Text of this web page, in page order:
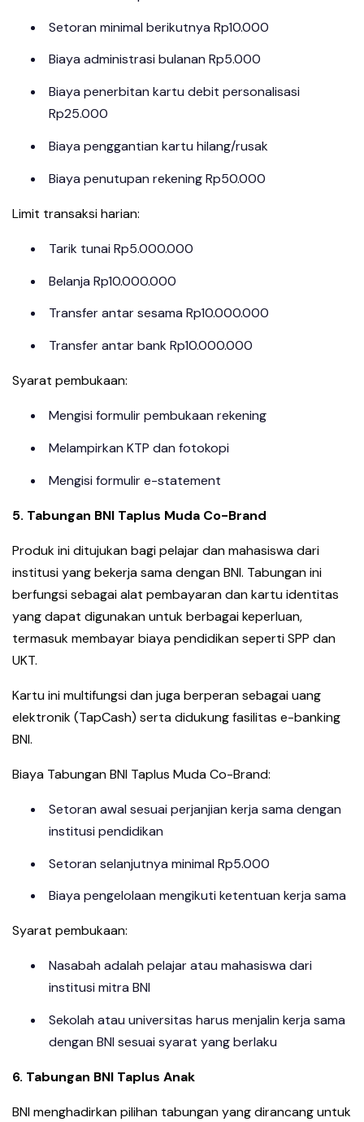
Setoran minimal berikutnya Rp10.000
Biaya administrasi bulanan Rp5.000
Biaya penerbitan kartu debit personalisasi
Rp25.000
Biaya penggantian kartu hilang/rusak
Biaya penutupan rekening Rp50.000
Limit transaksi harian:
Tarik tunai Rp5.000.000
Belanja Rp10.000.000
Transfer antar sesama Rp10.000.000
Transfer antar bank Rp10.000.000
Syarat pembukaan:
Mengisi formulir pembukaan rekening
Melampirkan KTP dan fotokopi
Mengisi formulir e-statement
5. Tabungan BNI Taplus Muda Co-Brand
Produk ini ditujukan bagi pelajar dan mahasiswa dari
institusi yang bekerja sama dengan BNI. Tabungan ini
berfungsi sebagai alat pembayaran dan kartu identitas
yang dapat digunakan untuk berbagai keperluan,
termasuk membayar biaya pendidikan seperti SPP dan
UKT.
Kartu ini multifungsi dan juga berperan sebagai uang
elektronik (TapCash) serta didukung fasilitas e-banking
BNI.
Biaya Tabungan BNI Taplus Muda Co-Brand:
Setoran awal sesuai perjanjian kerja sama dengan
institusi pendidikan
Setoran selanjutnya minimal Rp5.000
Biaya pengelolaan mengikuti ketentuan kerja sama
Syarat pembukaan:
Nasabah adalah pelajar atau mahasiswa dari
institusi mitra BNI
Sekolah atau universitas harus menjalin kerja sama
dengan BNI sesuai syarat yang berlaku
6. Tabungan BNI Taplus Anak
BNI menghadirkan pilihan tabungan yang dirancang untuk